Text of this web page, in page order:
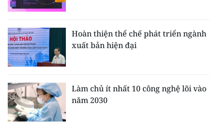
Hoàn thiện thể chế phát triển ngành
xuất bản hiện đại
Làm chủ ít nhất 10 công nghệ lõi vào
năm 2030